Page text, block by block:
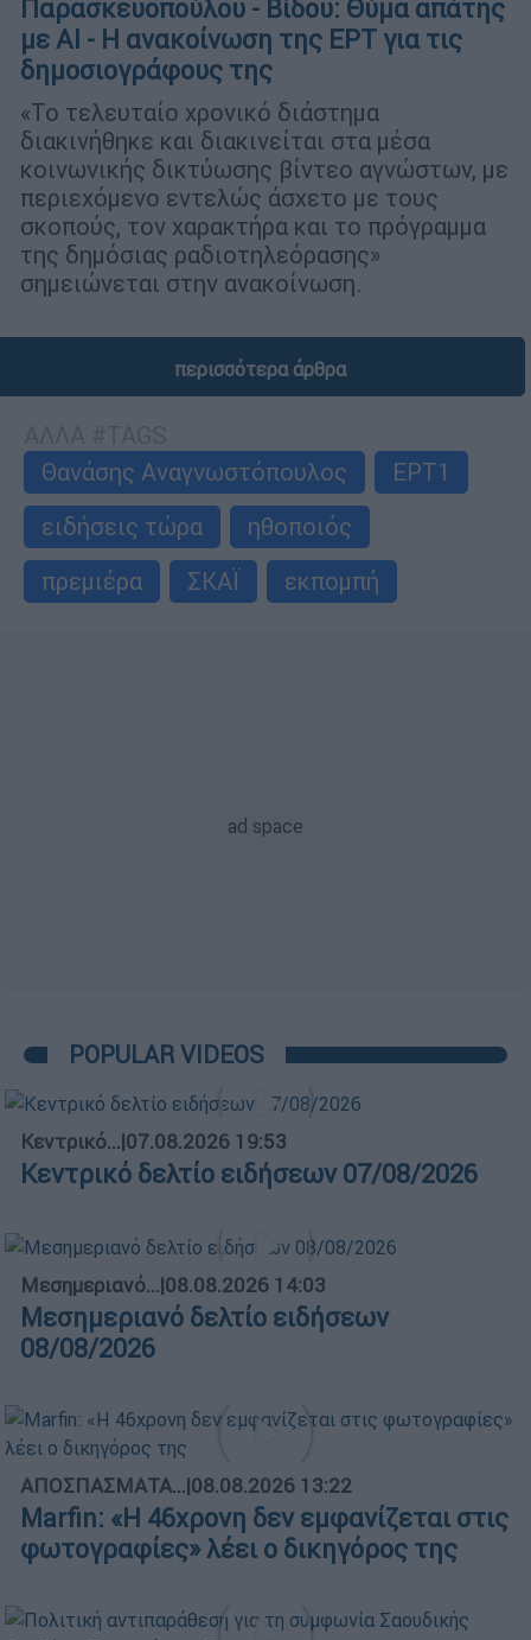
Παρασκευοπούλου - Βίδου: Θύμα απάτης
με ΑI - Η ανακοίνωση της ΕΡΤ για τις
δημοσιογράφους της
«Το τελευταίο χρονικό διάστημα
διακινήθηκε και διακινείται στα μέσα
κοινωνικής δικτύωσης βίντεο αγνώστων, με
περιεχόμενο εντελώς άσχετο με τους
σκοπούς, τον χαρακτήρα και το πρόγραμμα
της δημόσιας ραδιοτηλεόρασης»
σημειώνεται στην ανακοίνωση.
περισσότερα άρθρα
Θανάσης Αναγνωστόπουλος
ΕΡΤ1
ειδήσεις τώρα
ηθοποιός
πρεμιέρα
ΣΚΑΪ εκπομπή
POPULAR VIDEOS
Κεντρικό...|07.08.2026 19:53
Κεντρικό δελτίο ειδήσεων 07/08/2026
Μεσημεριανό...|08.08.2026 14:03
Μεσημεριανό δελτίο ειδήσεων
08/08/2026
ΑΠΟΣΠΑΣΜΑΤΑ...|08.08.2026 13:22
Marfin: «Η 46χρονη δεν εμφανίζεται στις
φωτογραφίες» λέει ο δικηγόρος της